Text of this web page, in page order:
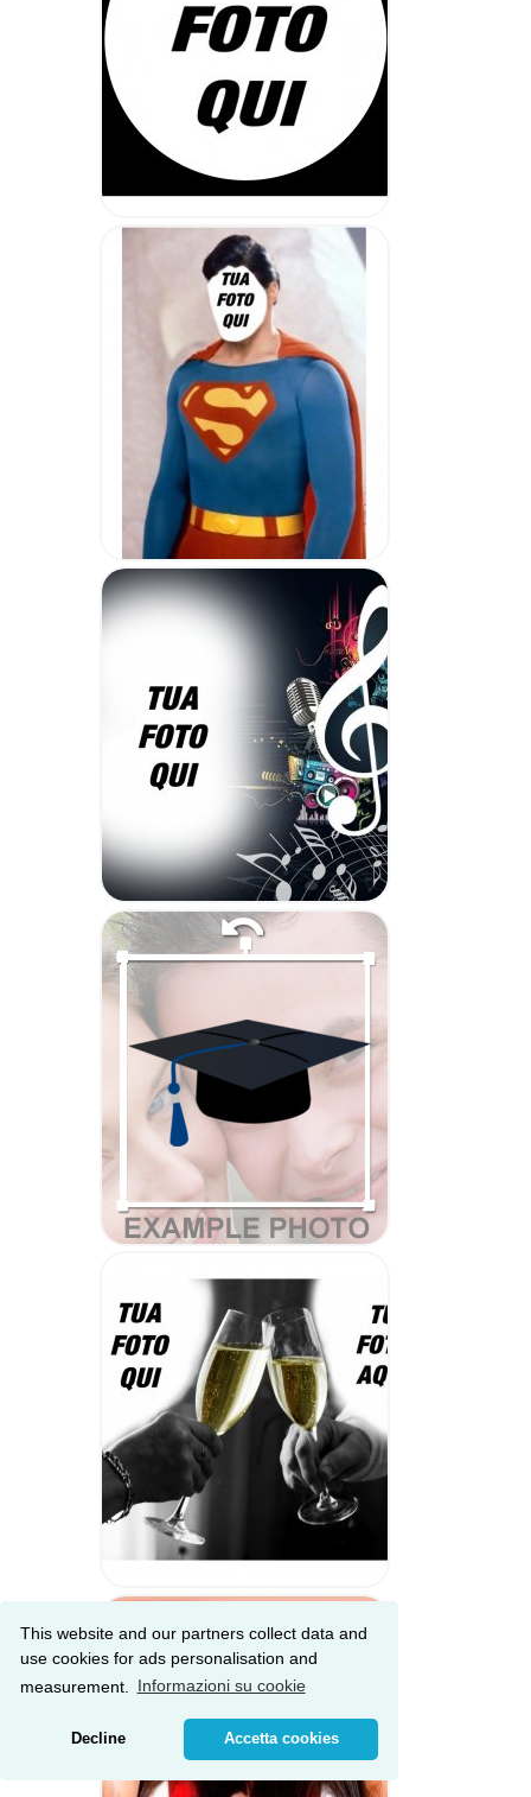
This website and our partners collect data and
use cookies for ads personalisation and
measurement.
Informazioni su cookie
Decline Accetta cookies